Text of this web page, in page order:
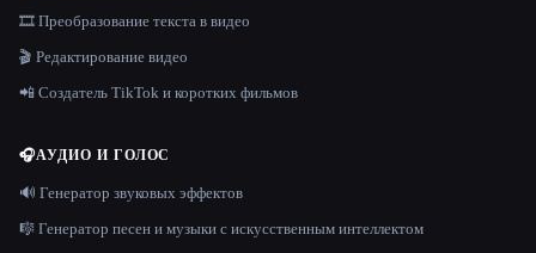
🎞️ Преобразование текста в видео
🎬 Редактирование видео
📲 Создатель TikTok и коротких фильмов
🎧АУДИО И ГОЛОС
🔊 Генератор звуковых эффектов
🎼 Генератор песен и музыки с искусственным интеллектом